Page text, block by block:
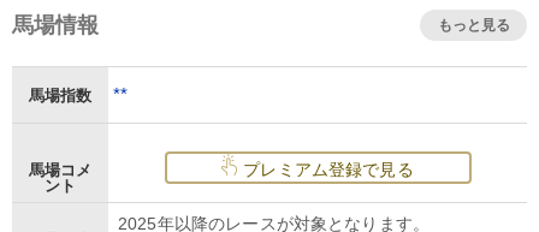
馬場情報 もっと見る
馬場指数 **
馬場コメ
ント
プレミアム登録で見る
2025年以降のレースが対象となります。